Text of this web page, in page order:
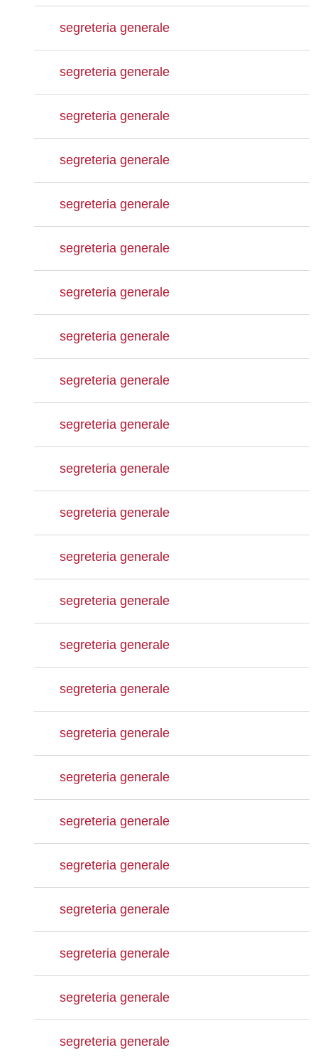
segreteria generale
segreteria generale
segreteria generale
segreteria generale
segreteria generale
segreteria generale
segreteria generale
segreteria generale
segreteria generale
segreteria generale
segreteria generale
segreteria generale
segreteria generale
segreteria generale
segreteria generale
segreteria generale
segreteria generale
segreteria generale
segreteria generale
segreteria generale
segreteria generale
segreteria generale
segreteria generale
segreteria generale